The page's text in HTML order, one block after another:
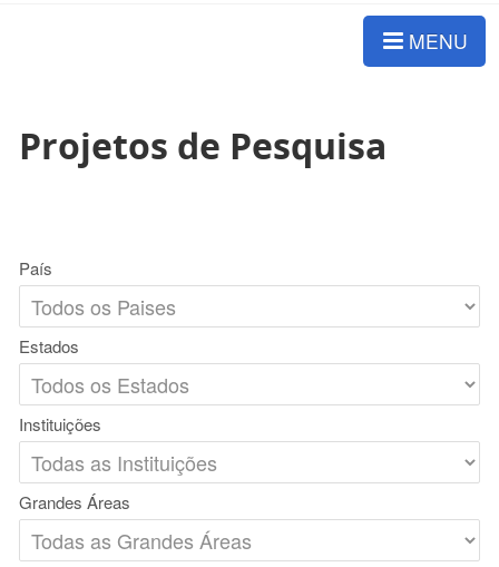
MENU
Projetos de Pesquisa
País
Estados
Instituições
Grandes Áreas